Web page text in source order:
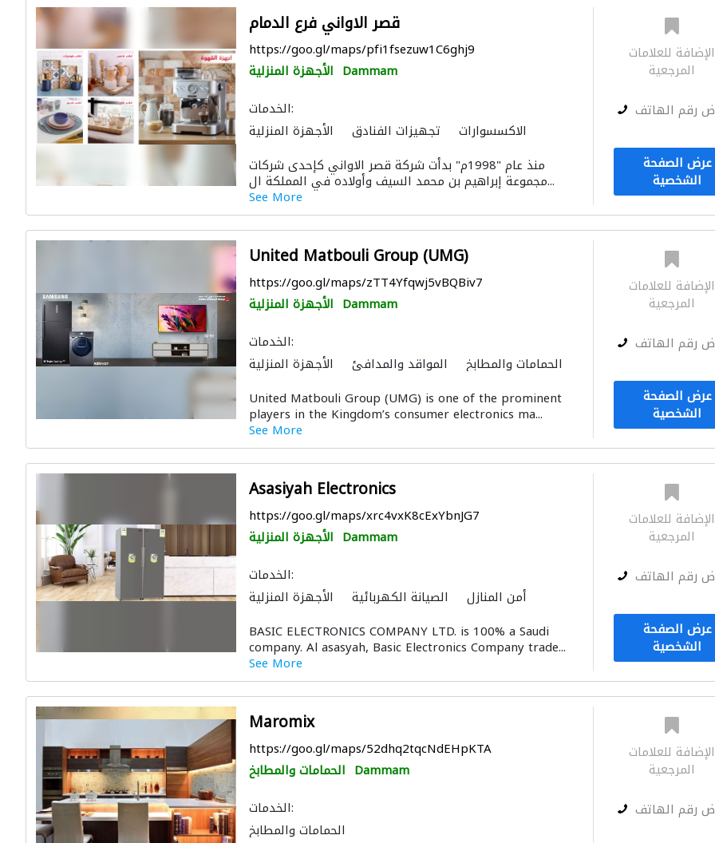
قصر الاواني فرع الدمام
https://goo.gl/maps/pfi1fsezuw1C6ghj9
الأجهزة المنزلية Dammam
الخدمات:
الأجهزة المنزلية
تجهيزات الفنادق الاكسسوارات
منذ عام "1998م" بدأت شركة قصر الاواني كإحدى شركات
مجموعة إبراهيم بن محمد السيف وأولاده في المملكة ال...
See More
الإضافة للعلامات
المرجعية
رقم الهاتف
عرض الصفحة
الشخصية
United Matbouli Group (UMG)
https://goo.gl/maps/zTT4Yfqwj5vBQBiv7
الأجهزة المنزلية Dammam
الخدمات:
الأجهزة المنزلية
المواقد والمدافئ الحمامات والمطابخ
United Matbouli Group (UMG) is one of the prominent
players in the Kingdom’s consumer electronics ma...
See More
الإضافة للعلامات
المرجعية
رقم الهاتف
عرض الصفحة
الشخصية
Asasiyah Electronics
https://goo.gl/maps/xrc4vxK8cExYbnJG7
الأجهزة المنزلية Dammam
الخدمات:
الأجهزة المنزلية
الصيانة الكهربائية أمن المنازل
إكسسوارات المطابخ والحمامات
BASIC ELECTRONICS COMPANY LTD. is 100% a Saudi
company. Al asasyah, Basic Electronics Company trade...
See More
الإضافة للعلامات
المرجعية
رقم الهاتف
عرض الصفحة
الشخصية
Maromix
https://goo.gl/maps/52dhq2tqcNdEHpKTA
الحمامات والمطابخ Dammam
الخدمات:
الحمامات والمطابخ
الإضافة للعلامات
المرجعية
رقم الهاتف